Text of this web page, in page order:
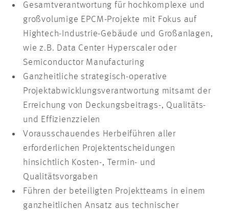
Gesamtverantwortung für hochkomplexe und
großvolumige EPCM-Projekte mit Fokus auf
Hightech-Industrie-Gebäude und Großanlagen,
wie z.B. Data Center Hyperscaler oder
Semiconductor Manufacturing
Ganzheitliche strategisch-operative
Projektabwicklungsverantwortung mitsamt der
Erreichung von Deckungsbeitrags-, Qualitäts-
und Effizienzzielen
Vorausschauendes Herbeiführen aller
erforderlichen Projektentscheidungen
hinsichtlich Kosten-, Termin- und
Qualitätsvorgaben
Führen der beteiligten Projektteams in einem
ganzheitlichen Ansatz aus technischer